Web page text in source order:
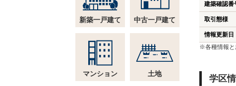
建築確認番
取引態様
情報更新日
※各種情報と
学区
新築一戸建て 中古一戸建て
マンション 土地